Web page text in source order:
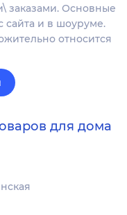
заказами. Основные
сайта и в шоуруме.
относится
для дома